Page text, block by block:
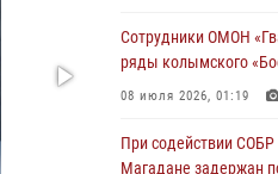
«Каникулы с
Колыме
Сотрудники ОМОН
ряды колымского
08 июля 2026, 01:19
При содействии СОБР
Магадане задержан